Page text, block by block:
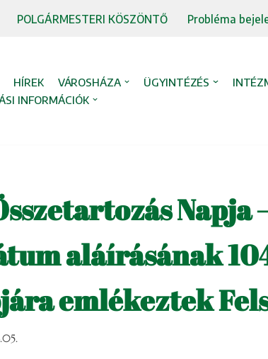
POLGÁRMESTERI KÖSZÖNTŐ Probléma
HÍREK VÁROSHÁZA ÜGYINTÉZÉS
INFORMÁCIÓK
Napja
aláírásának
emlékeztek